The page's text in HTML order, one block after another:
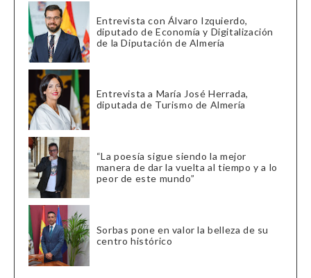
Entrevista con Álvaro Izquierdo,
diputado de Economía y Digitalización
de la Diputación de Almería
Entrevista a María José Herrada,
diputada de Turismo de Almería
“La poesía sigue siendo la mejor
manera de dar la vuelta al tiempo y a lo
peor de este mundo”
Sorbas pone en valor la belleza de su
centro histórico